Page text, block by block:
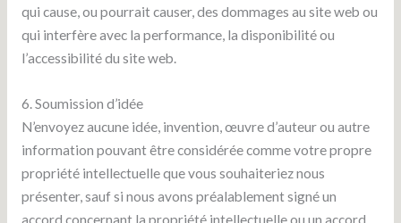
qui cause, ou pourrait causer, des dommages au site web ou
qui interfère avec la performance, la disponibilité ou
l’accessibilité du site web.
6. Soumission d’idée
N’envoyez aucune idée, invention, œuvre d’auteur ou autre
information pouvant être considérée comme votre propre
propriété intellectuelle que vous souhaiteriez nous
présenter, sauf si nous avons préalablement signé un
accord concernant la propriété intellectuelle ou un accord